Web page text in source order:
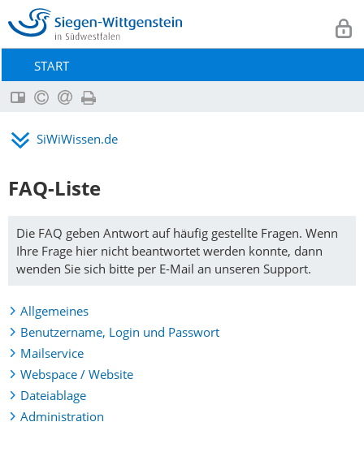
START
SiWiWissen.de
Hilfe & Support
FAQ-Liste
FAQ-Liste
Die FAQ geben Antwort auf häufig gestellte Fragen. Wenn
Ihre Frage hier nicht beantwortet werden konnte, dann
wenden Sie sich bitte per E-Mail an unseren Support.
Allgemeines
Benutzername, Login und Passwort
Mailservice
Webspace / Website
Dateiablage
Administration